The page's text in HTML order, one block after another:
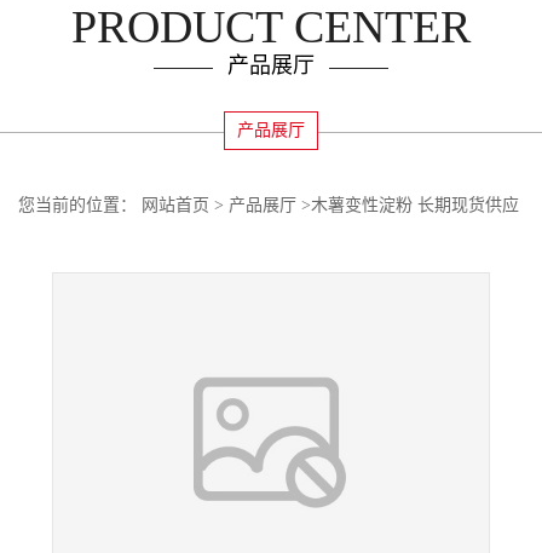
PRODUCT CENTER
产品展厅
产品展厅
您当前的位置： 网站首页 > 产品展厅 >木薯变性淀粉 长期现货供应